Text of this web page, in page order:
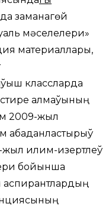
заманагөй
мәселелери»
материаллары,
классларда
алмаўының
2009-жыл
абаданластырыў
илим-изертлеў
бойынша
аспирантлардың